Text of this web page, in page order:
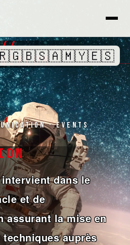
//
· Events
dans le
et de
assurant la mise en
auprès
🇬🇧🇸🇦🇲🇾🇪🇸